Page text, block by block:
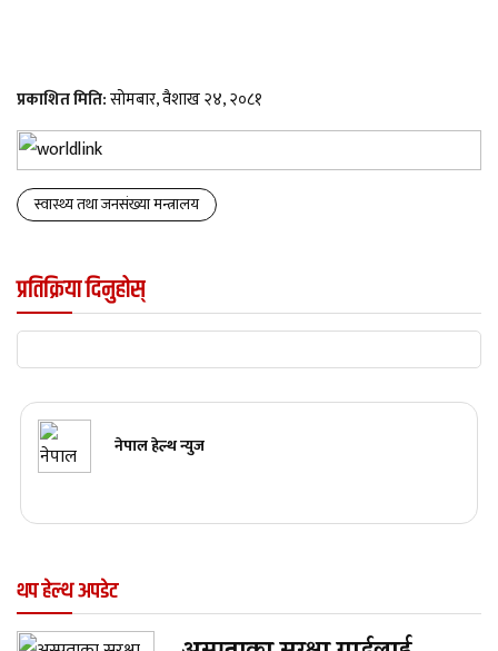
प्रकाशित मिति:सोमबार, वैशाख २४, २०८१
स्वास्थ्य तथा जनसंख्या मन्त्रालय
प्रतिक्रिया दिनुहोस्
नेपाल हेल्थ न्युज
थप हेल्थ अपडेट